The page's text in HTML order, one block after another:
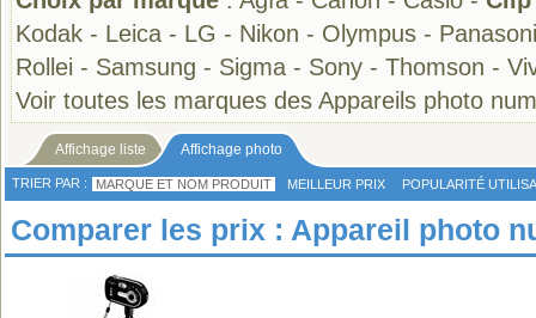
Kodak - Leica - LG - Nikon - Olympus -
Rollei - Samsung - Sigma - Sony - Thomson -
Voir toutes les marques des Appareils photo
Affichage liste Affichage photo
TRIER PAR : MARQUE ET NOM PRODUIT MEILLEUR PRIX POPULARITÉ
Comparer les prix : Appareil photo